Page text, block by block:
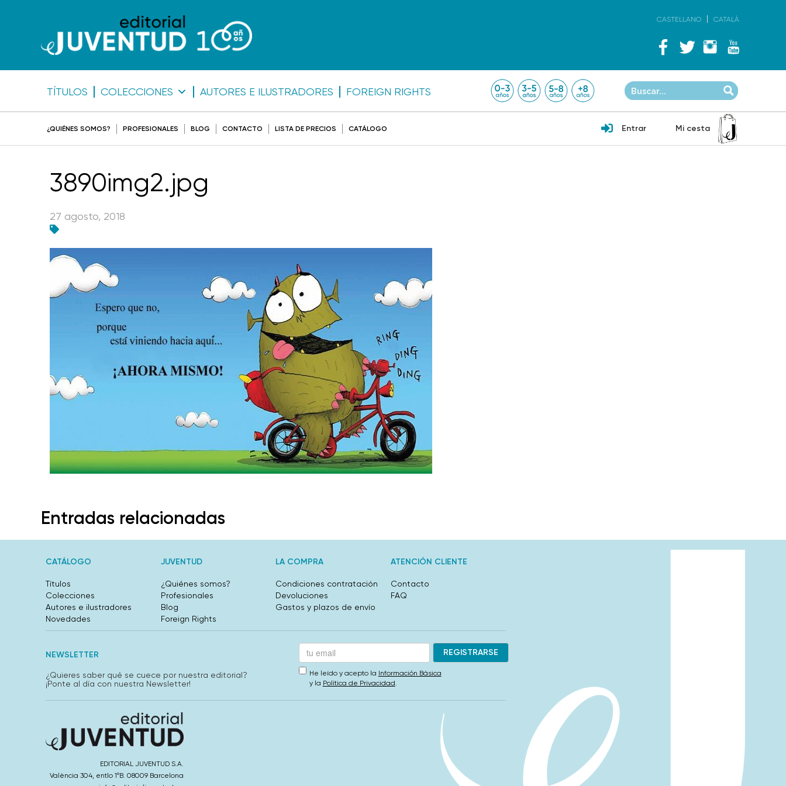
CASTELLANO CATALÀ
TÍTULOS COLECCIONES AUTORES E ILUSTRADORES FOREIGN RIGHTS
¿QUIÉNES SOMOS? PROFESIONALES BLOG CONTACTO LISTA DE PRECIOS CATÁLOGO Entrar Mi cesta
3890img2.jpg
27 agosto, 2018
Entradas relacionadas
CATÁLOGO
Títulos
Colecciones
Autores e ilustradores
Novedades
JUVENTUD
¿Quiénes somos?
Profesionales
Blog
Foreign Rights
LA COMPRA
Condiciones contratación
Devoluciones
Gastos y plazos de envío
ATENCIÓN CLIENTE
Contacto
FAQ
NEWSLETTER
¿Quieres saber qué se cuece por nuestra editorial?
¡Ponte al día con nuestra Newsletter!
He leído y acepto la Información Básica
y la Política de Privacidad.
EDITORIAL JUVENTUD S.A.
València 304, entlo 1ºB. 08009 Barcelona